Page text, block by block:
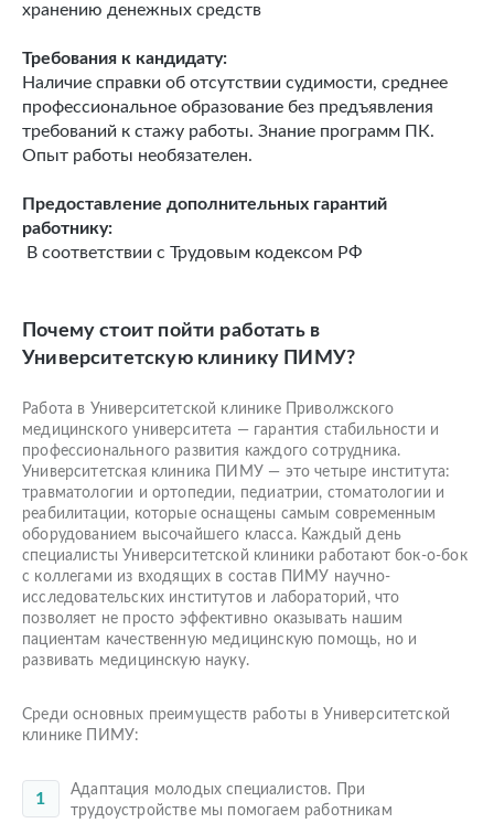
хранению денежных средств
Требования к кандидату:
Наличие справки об отсутствии судимости, среднее
профессиональное образование без предъявления
требований к стажу работы. Знание программ ПК.
Опыт работы необязателен.
Предоставление дополнительных гарантий
работнику:
В соответствии с Трудовым кодексом РФ
Почему стоит пойти работать в
Университетскую клинику ПИМУ?
Работа в Университетской клинике Приволжского
медицинского университета — гарантия стабильности и
профессионального развития каждого сотрудника.
Университетская клиника ПИМУ — это четыре института:
травматологии и ортопедии, педиатрии, стоматологии и
реабилитации, которые оснащены самым современным
оборудованием высочайшего класса. Каждый день
специалисты Университетской клиники работают бок-о-бок
с коллегами из входящих в состав ПИМУ научно-
исследовательских институтов и лабораторий, что
позволяет не просто эффективно оказывать нашим
пациентам качественную медицинскую помощь, но и
развивать медицинскую науку.
Среди основных преимуществ работы в Университетской
клинике ПИМУ:
Адаптация молодых специалистов. При
трудоустройстве мы помогаем работникам